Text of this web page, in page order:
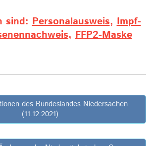
sind:Personalausweis,Impf-
, FFP2-Maske
des Bundeslandes Niedersachen
(11.12.2021)